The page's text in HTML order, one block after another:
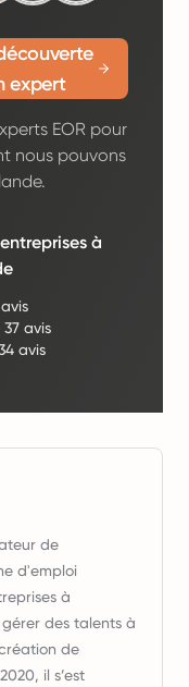
expert
EOR pour
nous pouvons
à
37 avis
avis
de
d'emploi
à
des talents à
de
il s’est